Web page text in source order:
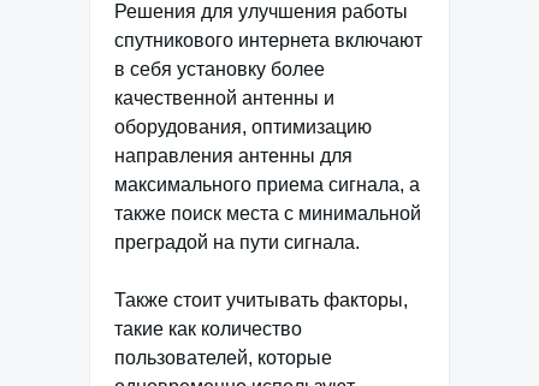
Решения для улучшения работы
спутникового интернета включают
в себя установку более
качественной антенны и
оборудования, оптимизацию
направления антенны для
максимального приема сигнала, а
также поиск места с минимальной
преградой на пути сигнала.
Также стоит учитывать факторы,
такие как количество
пользователей, которые